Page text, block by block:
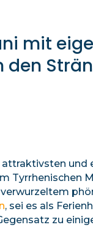
mit
den
attraktivsten und
Tyrrhenischen
, sei es als
zu